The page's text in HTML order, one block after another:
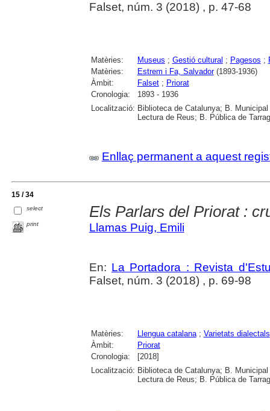
Falset, núm. 3 (2018) , p. 47-68
Matèries: Museus ; Gestió cultural ; Pagesos ;
Matèries:
Estrem i Fa, Salvador(1893-1936)
Àmbit:
Falset; Priorat
Cronologia:
1893 - 1936
Localització: Biblioteca de Catalunya; B.
Lectura de Reus; B. Pública de
Enllaç permanent a aquest
15 / 34
select
print
Els Parlars del Priorat :
Llamas Puig, Emili
En: La Portadora : Revista
Falset, núm. 3 (2018) , p. 69-98
Matèries: Llengua catalana; Varietats dialectals
Àmbit:
Priorat
Cronologia:
[2018]
Localització: Biblioteca de Catalunya; B.
Lectura de Reus; B. Pública de